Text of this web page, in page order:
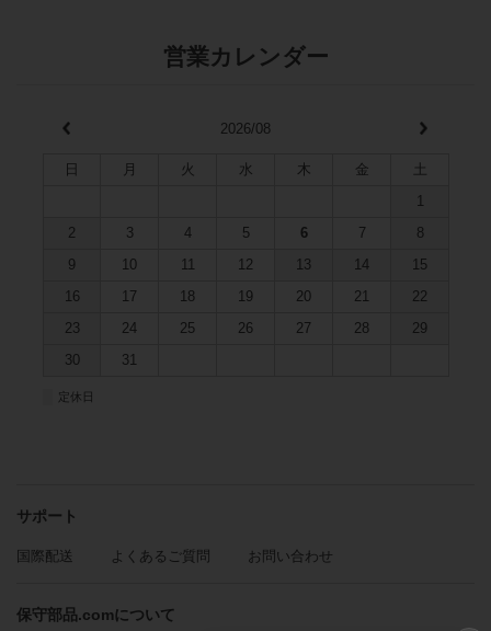
営業カレンダー
2026/08
日 月 火 水 木 金
1
2
3 4 5 6 7
8
9
10 11 12 13 14
15
16
17 18 19 20 21
22
23
24 25 26 27 28
29
30
31
定休日
サポート
国際配送 よくあるご質問 お問い合わせ
保守部品.comについて